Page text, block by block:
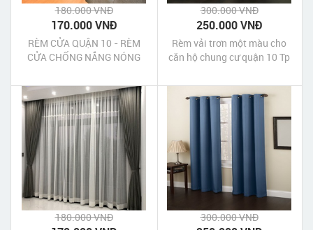
180.000 VNĐ
170.000 VNĐ
RÈM CỬA QUẬN 10 - RÈM
CỬA CHỐNG NẮNG NÓNG
300.000 VNĐ
250.000 VNĐ
Rèm vải trơn một màu cho
căn hộ chung cư quận 10 Tp
180.000 VNĐ 300.000 VNĐ